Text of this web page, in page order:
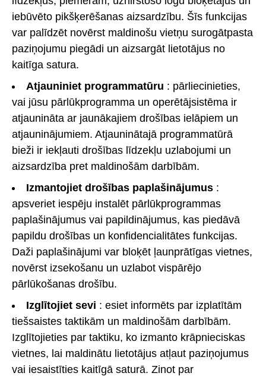
iebūvēto pikšķerēšanas aizsardzību. Šīs funkcijas
var palīdzēt novērst maldinošu vietņu surogātpasta
paziņojumu piegādi un aizsargāt lietotājus no
kaitīga satura.
Atjauniniet programmatūru : pārliecinieties,
vai jūsu pārlūkprogramma un operētājsistēma ir
atjaunināta ar jaunākajiem drošības ielāpiem un
atjauninājumiem. Atjauninātajā programmatūrā
bieži ir iekļauti drošības līdzekļu uzlabojumi un
aizsardzība pret maldinošām darbībām.
Izmantojiet drošības paplašinājumus :
apsveriet iespēju instalēt pārlūkprogrammas
paplašinājumus vai papildinājumus, kas piedāvā
papildu drošības un konfidencialitātes funkcijas.
Daži paplašinājumi var bloķēt ļaunprātīgas vietnes,
novērst izsekošanu un uzlabot vispārējo
pārlūkošanas drošību.
Izglītojiet sevi : esiet informēts par izplatītām
tiešsaistes taktikām un maldinošām darbībām.
Izglītojieties par taktiku, ko izmanto krāpnieciskas
vietnes, lai maldinātu lietotājus atļaut paziņojumus
vai iesaistīties kaitīgā saturā. Zinot par